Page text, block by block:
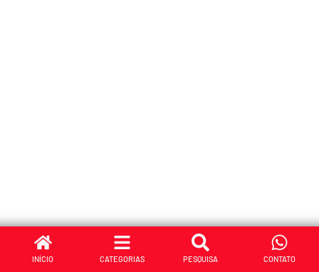
INÍCIO CATEGORIAS PESQUISA CONTATO